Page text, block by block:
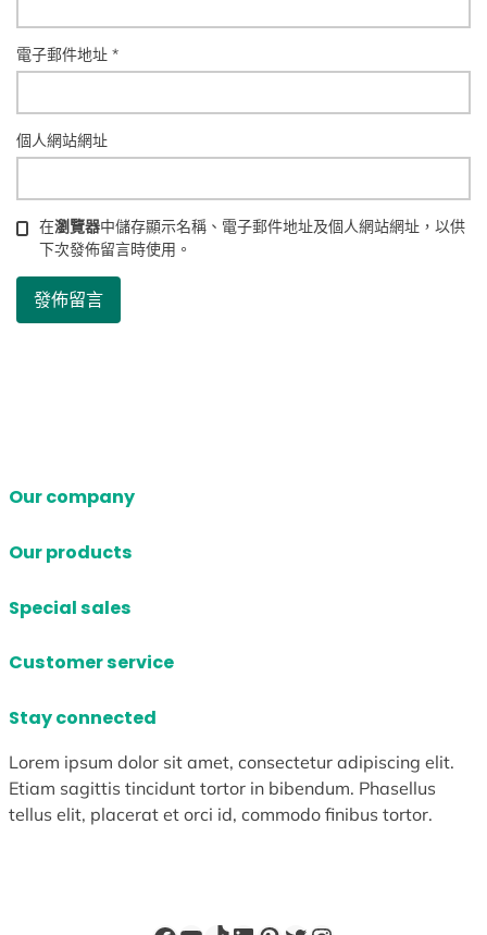
電子郵件地址*
個人網站網址
在瀏覽器中儲存顯示名稱、電子郵件地址及個人網站網址，以供
下次發佈留言時使用。
Our company
Our products
Special sales
Customer service
Stay connected
Lorem ipsum dolor sit amet, consectetur adipiscing elit.
Etiam sagittis tincidunt tortor in bibendum. Phasellus
tellus elit, placerat et orci id, commodo finibus tortor.